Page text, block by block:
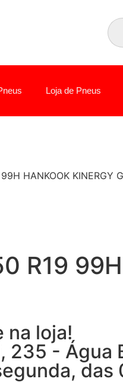
Loja de Pneus
HANKOOK KINERGY
R19
na loja!
235 -
das